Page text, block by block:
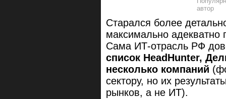
Старался более
максимально адекватно
Сама ИТ-отрасль РФ
список HeadHunter,
несколько компаний
сектору, но их
рынков, а не ИТ).